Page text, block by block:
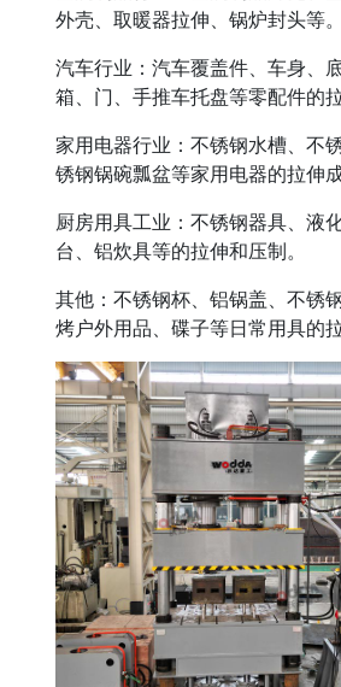
外壳、取暖器拉伸、锅炉封头等。
汽车行业：汽车覆盖件、车身、
箱、门、手推车托盘等零配件的拉
家用电器行业：不锈钢水槽、不
锈钢锅碗瓢盆等家用电器的拉伸成
厨房用具工业：不锈钢器具、液
台、铝炊具等的拉伸和压制。
其他：不锈钢杯、铝锅盖、不锈
烤户外用品、碟子等日常用具的拉